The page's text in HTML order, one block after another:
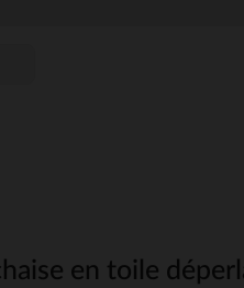
en toile